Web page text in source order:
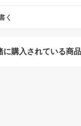
く
に購入されている商品